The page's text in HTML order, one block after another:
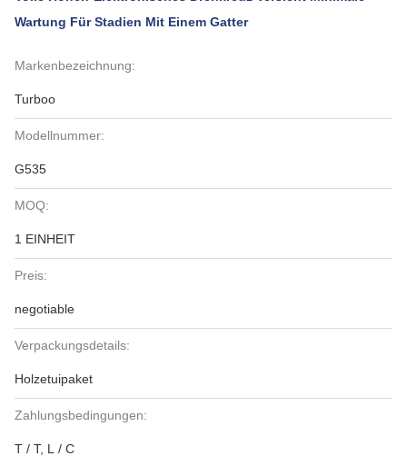
Wartung Für Stadien Mit Einem Gatter
Markenbezeichnung:
Turboo
Modellnummer:
G535
MOQ:
1 EINHEIT
Preis:
negotiable
Verpackungsdetails:
Holzetuipaket
Zahlungsbedingungen:
T / T, L / C